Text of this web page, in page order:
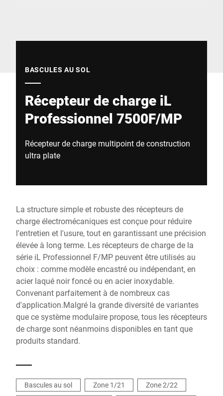
BASCULES AU SOL
Récepteur de charge iL
Professionnel 7500F/MP
Récepteur de charge multipoint de construction
ultra plate
La structure simple et robuste des récepteurs de
charge électromécaniques est conçue pour réduire
l'entretien et l'usure, tout en garantissant une précision
élevée à long terme. Les récepteurs de charge de la
série iL Professionnel F/MP peuvent être utilisés au
choix : comme modèle encastré ou indépendant, en
acier laqué noir foncé ou en acier inoxydable.
Convenant parfaitement à de nombreux cas
d'application.Malgré la grande diversité de variantes
que ce système modulaire propose, tous les récepteurs
de charge sont néanmoins disponibles en tant que
produits standard.
Bascules au sol Zone 1/21
Zone 2/22